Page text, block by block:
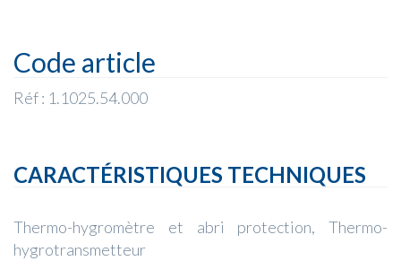
Code article
Réf : 1.1025.54.000
CARACTÉRISTIQUES TECHNIQUES
Thermo-hygromètre et abri protection, Thermo-
hygrotransmetteur